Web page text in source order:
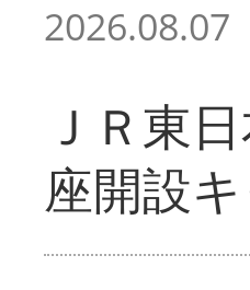
2026.08.07
ＪＲ東
座開設